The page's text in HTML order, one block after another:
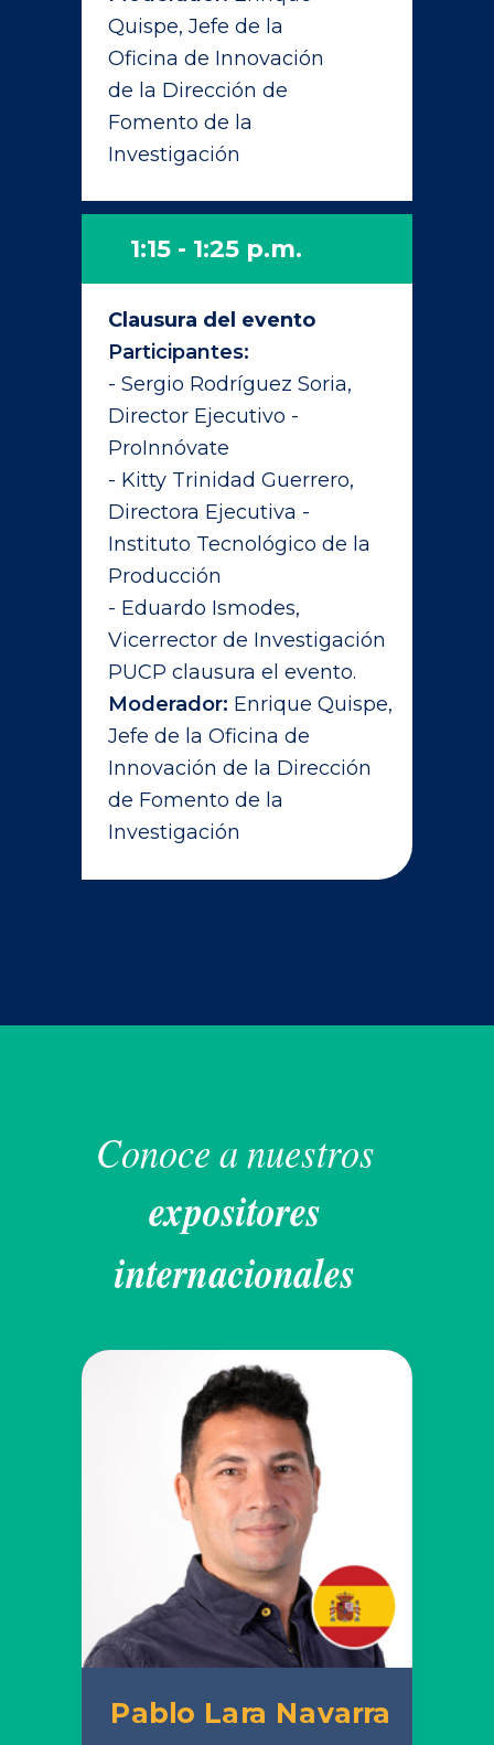
Conoce a nuestros
expositores
internacionales
Pablo Lara Navarra
Quispe, Jefe de la
Oficina de Innovación
de la Dirección de
Fomento de la
Investigación
Clausura del evento
Participantes:
- Sergio Rodríguez Soria,
Director Ejecutivo -
ProInnóvate
- Kitty Trinidad Guerrero,
Directora Ejecutiva -
Instituto Tecnológico de la
Producción
- Eduardo Ismodes,
Vicerrector de Investigación
PUCP clausura el evento.
Moderador: Enrique Quispe,
Jefe de la Oficina de
Innovación de la Dirección
de Fomento de la
Investigación
1:15 - 1:25 p.m.